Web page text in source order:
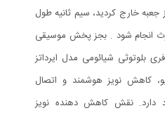
جعبه خارج کردید، سیم ثانیه طول
انجام شود . بجز پخش موسیقی
بلوتوثی شیائومی مدل ایرداتز
کاهش نویز هوشمند و اتصال
دارد. نقش کاهش دهنده نویز